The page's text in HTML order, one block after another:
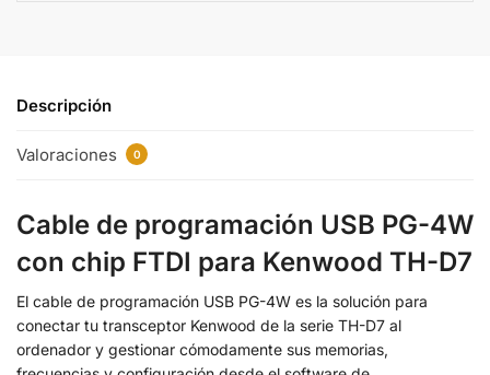
Descripción
Valoraciones 0
Cable de programación USB PG-4W
con chip FTDI para Kenwood TH-D7
El cable de programación USB PG-4W es la solución para
conectar tu transceptor Kenwood de la serie TH-D7 al
ordenador y gestionar cómodamente sus memorias,